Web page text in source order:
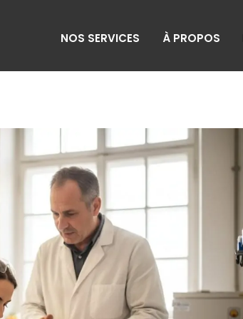
NOS SERVICES À PROPOS